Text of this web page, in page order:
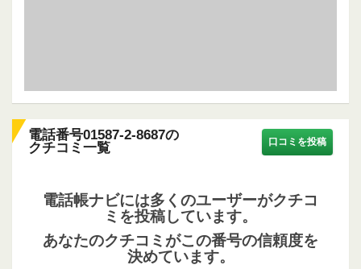
電話番号01587-2-8687の
クチコミ一覧
口コミを投稿
電話帳ナビには多くのユーザーがクチコ
ミを投稿しています。
あなたのクチコミがこの番号の信頼度を
決めています。